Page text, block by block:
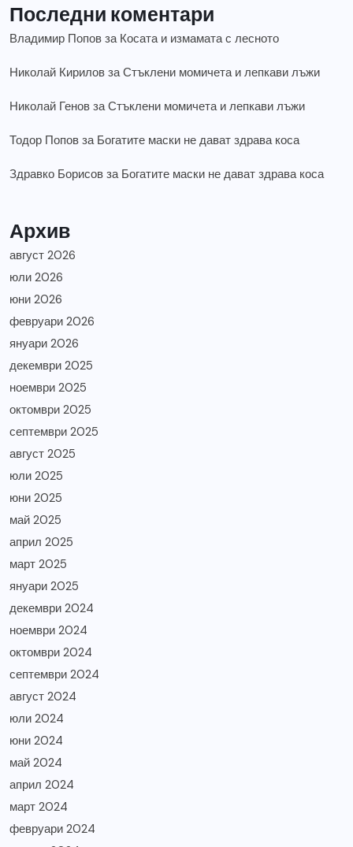
Последни коментари
Владимир Попов за Косата и измамата с лесното
Николай Кирилов заСтъклени момичета и лепкави лъжи
Николай Генов заСтъклени момичета и лепкави лъжи
Тодор Попов за Богатите маски не дават здрава коса
Здравко Борисов за Богатите маски не дават здрава коса
Архив
август 2026
юли 2026
юни 2026
февруари 2026
януари 2026
декември 2025
ноември 2025
октомври 2025
септември 2025
август 2025
юли 2025
юни 2025
май 2025
април 2025
март 2025
януари 2025
декември 2024
ноември 2024
октомври 2024
септември 2024
август 2024
юли 2024
юни 2024
май 2024
април 2024
март 2024
февруари 2024